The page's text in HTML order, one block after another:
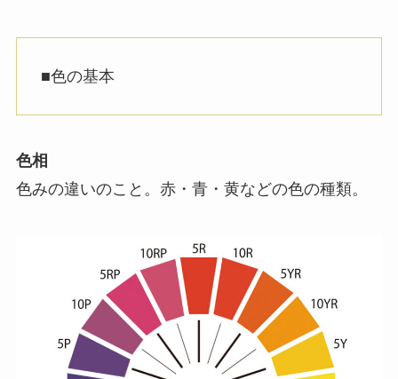
■色の基本
色相
色みの違いのこと。赤・青・黄などの色の種類。